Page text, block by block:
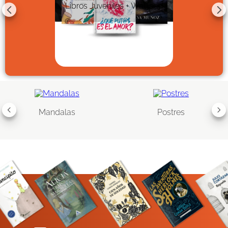
Libros Juveniles + Wattpad
Mandalas Postres